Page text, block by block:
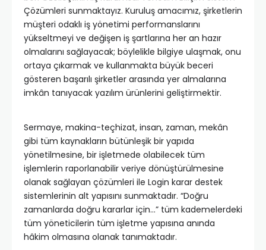
Çözümleri sunmaktayız. Kuruluş amacımız, şirketlerin
müşteri odaklı iş yönetimi performanslarını
yükseltmeyi ve değişen iş şartlarına her an hazır
olmalarını sağlayacak; böylelikle bilgiye ulaşmak, onu
ortaya çıkarmak ve kullanmakta büyük beceri
gösteren başarılı şirketler arasında yer almalarına
imkân tanıyacak yazılım ürünlerini geliştirmektir.
Sermaye, makina-teçhizat, insan, zaman, mekân
gibi tüm kaynakların bütünleşik bir yapıda
yönetilmesine, bir işletmede olabilecek tüm
işlemlerin raporlanabilir veriye dönüştürülmesine
olanak sağlayan çözümleri ile Login karar destek
sistemlerinin alt yapısını sunmaktadır. “Doğru
zamanlarda doğru kararlar için…” tüm kademelerdeki
tüm yöneticilerin tüm işletme yapısına anında
hâkim olmasına olanak tanımaktadır.